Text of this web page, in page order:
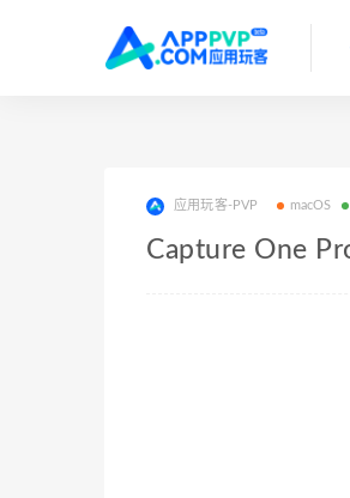
应用玩客-PVP macOS
Capture One